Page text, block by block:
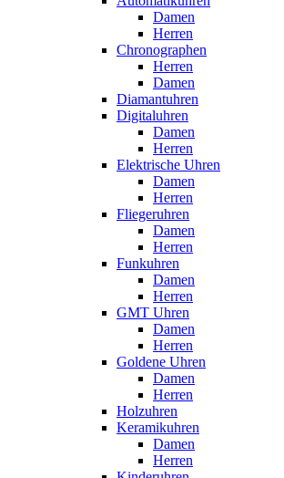
Damen
Herren
Chronographen
Herren
Damen
Diamantuhren
Digitaluhren
Damen
Herren
Elektrische Uhren
Damen
Herren
Fliegeruhren
Damen
Herren
Funkuhren
Damen
Herren
GMT Uhren
Damen
Herren
Goldene Uhren
Damen
Herren
Holzuhren
Keramikuhren
Damen
Herren